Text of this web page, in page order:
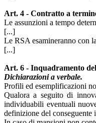
Art. 4 - Contratto a
Le assunzioni a tempo
[...]
Le RSA esamineranno con
[...]
Art. 6 - Inquadramento
Dichiarazioni a verbale.
Profili ed esemplificazioni
Qualora a seguito di
individuabili eventuali
definizione del conseguente